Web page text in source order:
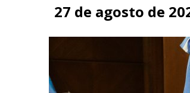
27 de agosto de